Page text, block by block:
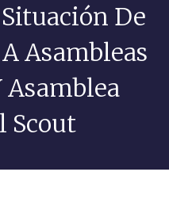
De
Asambleas
Scout